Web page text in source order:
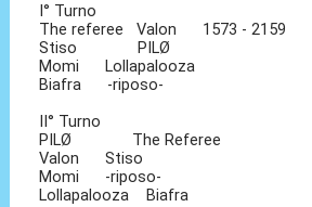
I° Turno
The referee Valon 1573 - 2159
Stiso PILØ
Momi Lollapalooza
Biafra -riposo-
II° Turno
PILØ The Referee
Valon Stiso
Momi -riposo-
Lollapalooza Biafra